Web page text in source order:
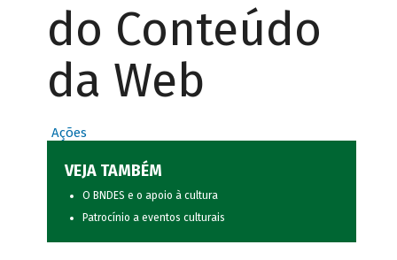
do Conteúdo
da Web
Ações
VEJA TAMBÉM
O BNDES e o apoio à cultura
Patrocínio a eventos culturais